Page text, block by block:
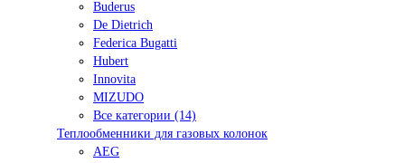
Buderus
De Dietrich
Federica Bugatti
Hubert
Innovita
MIZUDO
Все категории (14)
Теплообменники для газовых колонок
AEG